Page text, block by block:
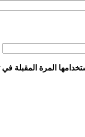
المرة المقبلة في